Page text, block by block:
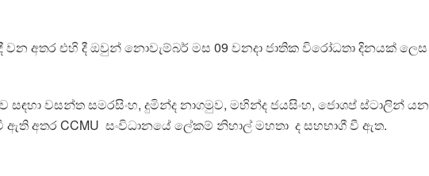
වන අතර එහි දී ඔවුන් නොවැම්බර් මස 09 වනදා ජාතික විරෝධතා දිනයක් ලෙස
සඳහා වසන්ත සමරසිංහ, දුමින්ද නාගමුව, මහින්ද ජයසිංහ, ජොශප් ස්ටාලින් යන
අතර CCMU සංවිධානයේ ලේකම් නිහාල් මහතා ද සහභාගී වී ඇත.